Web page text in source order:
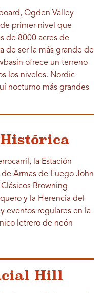
Ogden Valley
primer nivel que
de 8000 acres de
de ser la más grande de
ofrece un terreno
los niveles. Nordic
nocturno más grandes
la Estación
Armas de Fuego John
Browning
y la Herencia del
eventos regulares en la
letrero de neón
Hill